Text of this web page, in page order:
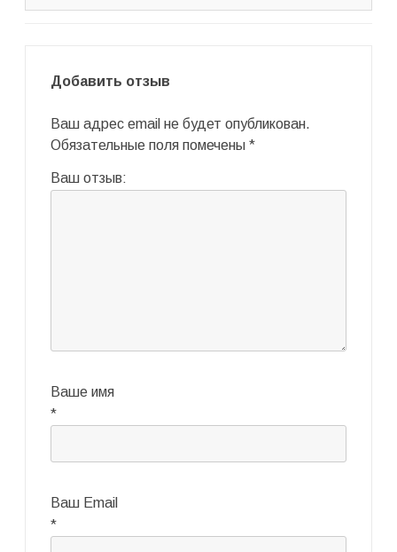
Добавить отзыв
Ваш адрес email не будет опубликован.
Обязательные поля помечены *
Ваш отзыв:
Ваше имя
*
Ваш Email
*